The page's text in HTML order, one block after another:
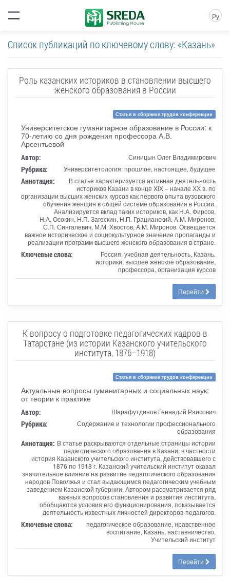
Ру
Список публикаций по ключевому слову: «Казань»
Роль казанских историков в становлении высшего
женского образования в России
Статья в сборнике трудов конференции
Университетское гуманитарное образование в России: к
70-летию со дня рождения профессора А.В.
Арсентьевой
Автор: Синицын Олег Владимирович
Рубрика: Университетология: прошлое, настоящее, будущее
Аннотация:
В статье характеризуется активная деятельность
историков Казани в конце XIX – начале ХХ в. по
организации высших женских курсов как первого опыта вузовского
обучения женщин в общей системе образования в России.
Анализируется вклад таких историков, как Н.А. Фирсов,
Н.А. Осокин, Н.П. Загоскин, Н.П. Грацианский, A.M. Миронов,
С.П. Сингалевич, М.М. Хвостов, A.M. Миронов. Освещается
важное историческое и социокультурное значение пропаганды и
реализации программ высшего женского образования в стране.
Ключевые слова:
Россия, учебная деятельность, Казань,
историки, высшее женское образование,
профессора, организация курсов
Перейти
К вопросу о подготовке педагогических кадров в
Татарстане (из истории Казанского учительского
института, 1876–1918)
Статья в сборнике трудов конференции
Актуальные вопросы гуманитарных и социальных наук:
от теории к практике
Автор: Шарафутдинов Геннадий Раисович
Рубрика:
Содержание и технологии профессионального
образования
Аннотация: В статье раскрываются отдельные страницы истории
педагогического образования в Казани, в частности
история Казанского учительского института, действовавшего с
1876 по 1918 г. Казанский учительский институт оказал
значительное влияние на развитие педагогического образования
народов Поволжья и стал выдающимся педагогическим учебным
заведением Казанской губернии. Автором рассматривается ряд
важных вопросов становления и развития института,
обобщаются условия его функционирования, показывается
деятельность известных личностей директоров-педагогов.
Ключевые слова:
педагогическое образование, нравственное
воспитание, Казань, наставничество,
Учительский институт
Перейти